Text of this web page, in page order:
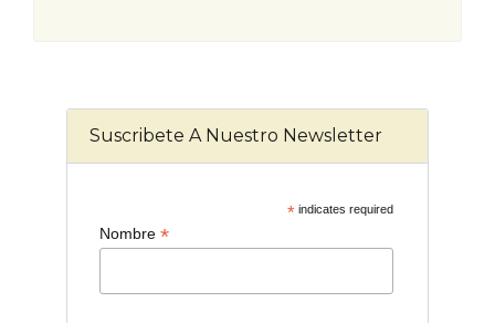
Suscribete A Nuestro Newsletter
*indicates required
Nombre *